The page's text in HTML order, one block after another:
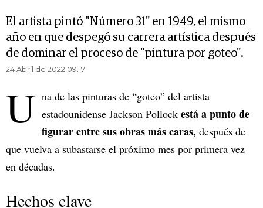
El artista pintó "Número 31" en 1949, el mismo
año en que despegó su carrera artística después
de dominar el proceso de "pintura por goteo".
24 Abril de 2022 09.17
U na de las pinturas de “goteo” del artista
estadounidense Jackson Pollock está a punto de
figurar entre sus obras más caras, después de
que vuelva a subastarse el próximo mes por primera vez
en décadas.
Hechos clave